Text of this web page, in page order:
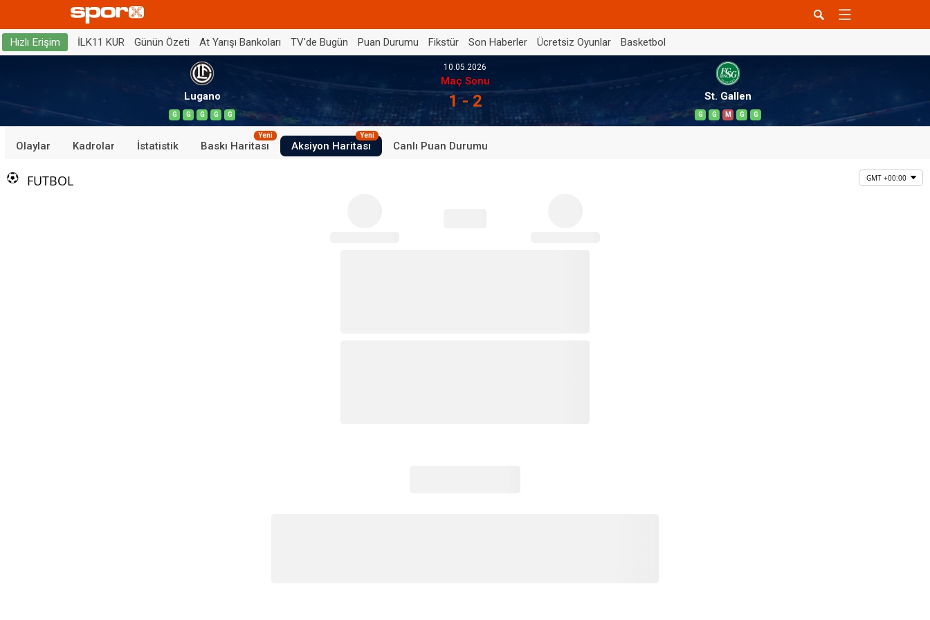
Hızlı Erişim İLK11 KUR Günün Özeti At Yarışı Bankoları TV'de Bugün Puan Durumu Fikstür Son Haberler Ücretsiz Oyunlar Basketbol
Lugano
G G G G G
10.05.2026
Maç Sonu
1 - 2 St. Gallen
G G M G G
Olaylar Kadrolar İstatistik Baskı Haritası
Yeni
Aksiyon Haritası
Yeni
Canlı Puan Durumu
FUTBOL GMT +00:00